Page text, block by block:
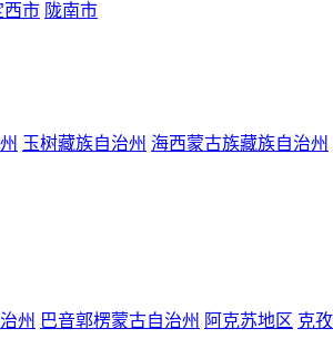
西市 陇南市
玉树藏族自治州 海西蒙古族藏族自治州
州 巴音郭楞蒙古自治州 阿克苏地区 克